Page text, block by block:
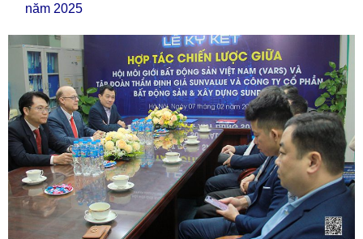
năm 2025